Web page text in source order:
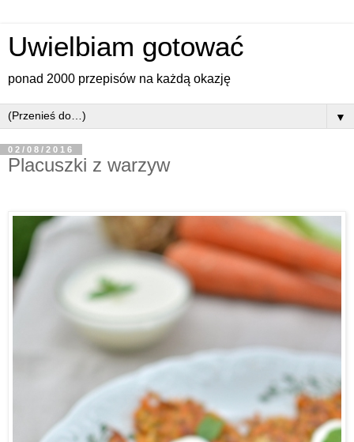
Uwielbiam gotować
ponad 2000 przepisów na każdą okazję
▼
02/08/2016
Placuszki z warzyw